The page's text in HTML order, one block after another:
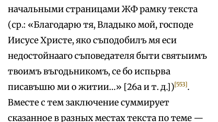
начальными страницами ЖФ рамку текста
(ср.: «Благодарю тя, Владыко мой, господе
Иисусе Христе, яко съподобилъ мя еси
недостойнааго съповедателя быти святыимъ
твоимъ въгодьникомъ, се бо испьрва
писавъшю ми о житии…» [26а и т. д.])[553].
Вместе с тем заключение суммирует
сказанное в разных местах текста по теме —